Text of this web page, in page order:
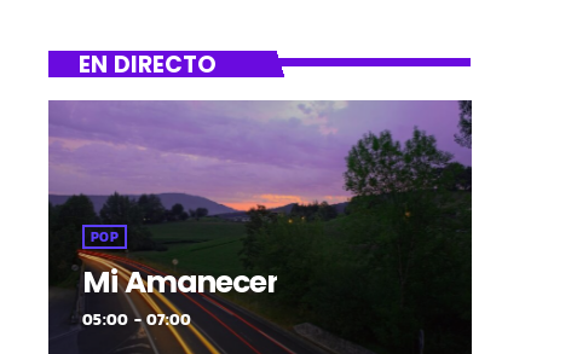
EN DIRECTO
POP
Mi Amanecer
05:00 - 07:00